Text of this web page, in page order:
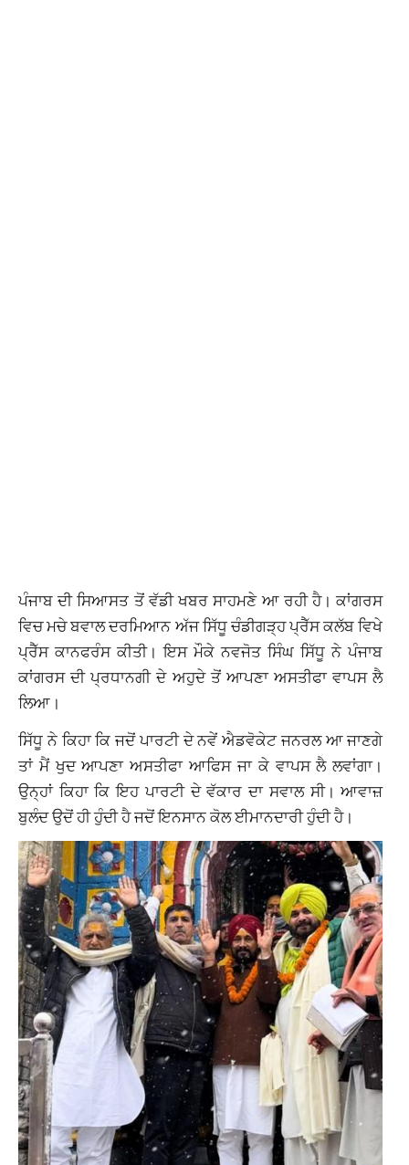
ਪੰਜਾਬ ਦੀ ਸਿਆਸਤ ਤੋਂ ਵੱਡੀ ਖਬਰ ਸਾਹਮਣੇ ਆ ਰਹੀ ਹੈ। ਕਾਂਗਰਸ
ਵਿਚ ਮਚੇ ਬਵਾਲ ਦਰਮਿਆਨ ਅੱਜ ਸਿੱਧੂ ਚੰਡੀਗੜ੍ਹ ਪ੍ਰੈੱਸ ਕਲੱਬ ਵਿਖੇ
ਪ੍ਰੈੱਸ ਕਾਨਫਰੰਸ ਕੀਤੀ। ਇਸ ਮੌਕੇ ਨਵਜੋਤ ਸਿੰਘ ਸਿੱਧੂ ਨੇ ਪੰਜਾਬ
ਕਾਂਗਰਸ ਦੀ ਪ੍ਰਧਾਨਗੀ ਦੇ ਅਹੁਦੇ ਤੋਂ ਆਪਣਾ ਅਸਤੀਫਾ ਵਾਪਸ ਲੈ
ਲਿਆ।
ਸਿੱਧੂ ਨੇ ਕਿਹਾ ਕਿ ਜਦੋਂ ਪਾਰਟੀ ਦੇ ਨਵੇਂ ਐਡਵੋਕੇਟ ਜਨਰਲ ਆ ਜਾਣਗੇ
ਤਾਂ ਮੈਂ ਖੁਦ ਆਪਣਾ ਅਸਤੀਫਾ ਆਫਿਸ ਜਾ ਕੇ ਵਾਪਸ ਲੈ ਲਵਾਂਗਾ।
ਉਨ੍ਹਾਂ ਕਿਹਾ ਕਿ ਇਹ ਪਾਰਟੀ ਦੇ ਵੱਕਾਰ ਦਾ ਸਵਾਲ ਸੀ। ਆਵਾਜ਼
ਬੁਲੰਦ ਉਦੋਂ ਹੀ ਹੁੰਦੀ ਹੈ ਜਦੋਂ ਇਨਸਾਨ ਕੋਲ ਈਮਾਨਦਾਰੀ ਹੁੰਦੀ ਹੈ।